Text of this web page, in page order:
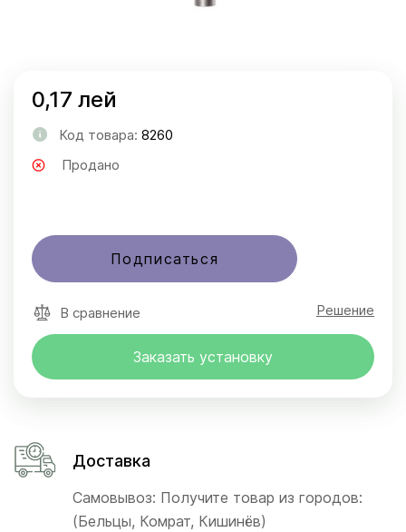
0,17 лей
Код товара: 8260
Продано
Подписаться
В сравнение Решение
Заказать установку
Доставка
Самовывоз: Получите товар из городов:
(Бельцы, Комрат, Кишинёв)